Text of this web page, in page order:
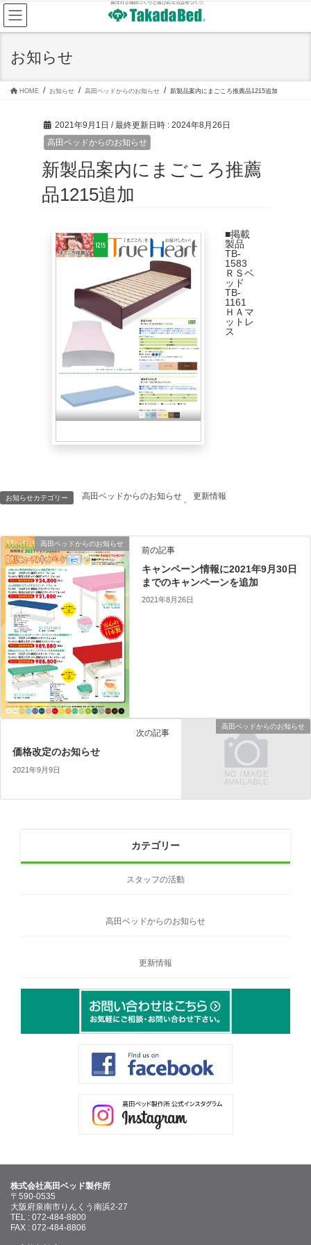
コ
テ
ン
ナ
ゲ
ー
お知らせ
HOME お知らせ 高田ベッドからのお知らせ 新製品案内にまごころ推薦品1215追加
2021年9月1日 / 最終更新日時 : 2024年8月26日
高田ベッドからのお知らせ
新製品案内にまごころ推薦
品1215追加
■掲載
製品
TB-
1583
ＲＳベ
ッド
TB-
1161
ＨＡマ
ットレ
ス
お知らせカテゴリー 高田ベッドからのお知らせ 更新情報
高田ベッドからのお知らせ
前の記事
キャンペーン情報に2021年9月30日
までのキャンペーンを追加
2021年8月26日
高田ベッドからのお知らせ
次の記事
価格改定のお知らせ
2021年9月9日
カテゴリー
スタッフの活動
高田ベッドからのお知らせ
更新情報
株式会社高田ベッド製作所
〒590-0535
大阪府泉南市りんくう南浜2-27
TEL : 072-484-8800
FAX : 072-484-8806